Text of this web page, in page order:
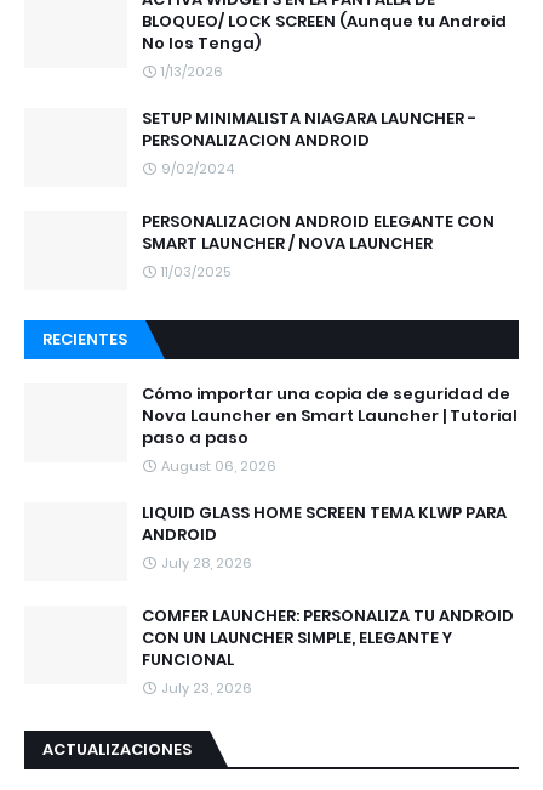
BLOQUEO/ LOCK SCREEN (Aunque tu Android
No los Tenga)
1/13/2026
SETUP MINIMALISTA NIAGARA LAUNCHER -
PERSONALIZACION ANDROID
9/02/2024
PERSONALIZACION ANDROID ELEGANTE CON
SMART LAUNCHER / NOVA LAUNCHER
11/03/2025
RECIENTES
Cómo importar una copia de seguridad de
Nova Launcher en Smart Launcher | Tutorial
paso a paso
August 06, 2026
LIQUID GLASS HOME SCREEN TEMA KLWP PARA
ANDROID
July 28, 2026
COMFER LAUNCHER: PERSONALIZA TU ANDROID
CON UN LAUNCHER SIMPLE, ELEGANTE Y
FUNCIONAL
July 23, 2026
ACTUALIZACIONES